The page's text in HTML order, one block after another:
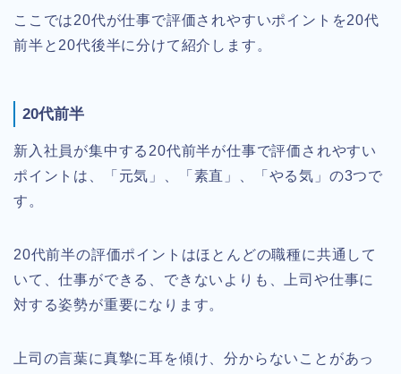
ここでは20代が仕事で評価されやすいポイントを20代
前半と20代後半に分けて紹介します。
20代前半
新入社員が集中する20代前半が仕事で評価されやすい
ポイントは、「元気」、「素直」、「やる気」の3つで
す。
20代前半の評価ポイントはほとんどの職種に共通して
いて、仕事ができる、できないよりも、上司や仕事に
対する姿勢が重要になります。
上司の言葉に真摯に耳を傾け、分からないことがあっ